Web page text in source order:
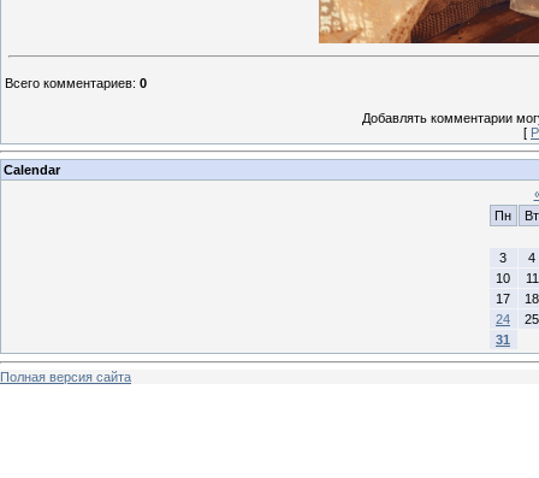
Всего комментариев: 0
Добавлять комментарии
[
Calendar
Пн
Вт
3
4
10
11
17
18
24
25
31
Полная версия сайта